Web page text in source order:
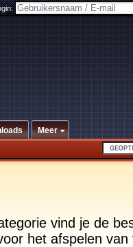
Meer
vind je de
het afspelen van